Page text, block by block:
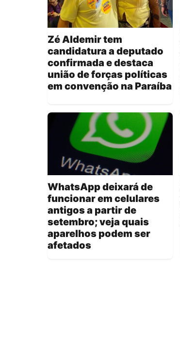
Zé Aldemir tem
candidatura a deputado
confirmada e destaca
união de forças políticas
em convenção na Paraíba
WhatsApp deixará de
funcionar em celulares
antigos a partir de
setembro; veja quais
aparelhos podem ser
afetados